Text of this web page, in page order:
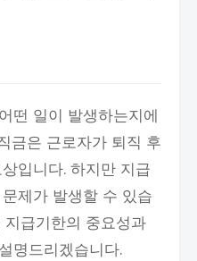
떤 일이 발생하는지에
금은 근로자가 퇴직 후
입니다. 하지만 지급
제가 발생할 수 있습
급기한의 중요성과
명드리겠습니다.